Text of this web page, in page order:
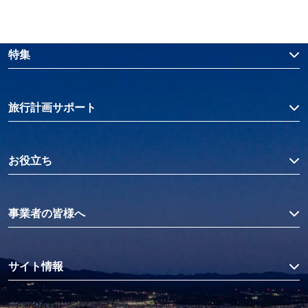
特集
旅行計画サポート
お役立ち
事業者の皆様へ
サイト情報